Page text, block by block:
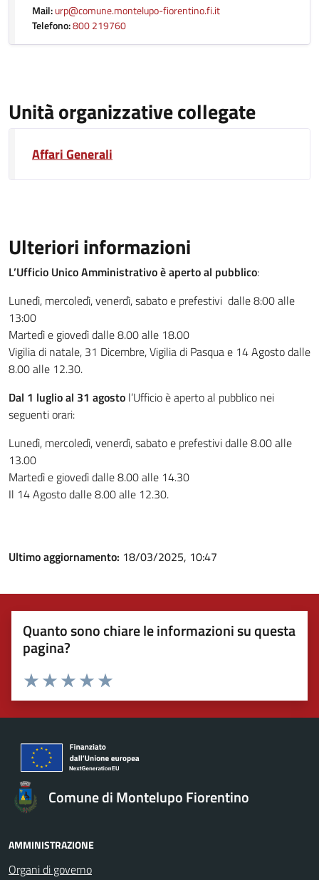
Mail:urp@comune.montelupo-fiorentino.fi.it
Telefono:800 219760
Unità organizzative collegate
Affari Generali
Ulteriori informazioni
L’Ufficio Unico Amministrativo è aperto al pubblico:
Lunedì, mercoledì, venerdì, sabato e prefestivi dalle 8:00 alle
13:00
Martedì e giovedì dalle 8.00 alle 18.00
Vigilia di natale, 31 Dicembre, Vigilia di Pasqua e 14 Agosto dalle
8.00 alle 12.30.
Dal 1 luglio al 31 agosto l’Ufficio è aperto al pubblico nei
seguenti orari:
Lunedì, mercoledì, venerdì, sabato e prefestivi dalle 8.00 alle
13.00
Martedì e giovedì dalle 8.00 alle 14.30
Il 14 Agosto dalle 8.00 alle 12.30.
Ultimo aggiornamento: 18/03/2025, 10:47
Quanto sono chiare le informazioni su questa
pagina?
Valuta 5 stelle su 5
Valuta 4 stelle su 5
Valuta 3 stelle su 5
Valuta 2 stelle su 5
Valuta 1 stelle su 5
Comune di Montelupo Fiorentino
AMMINISTRAZIONE
Organi di governo